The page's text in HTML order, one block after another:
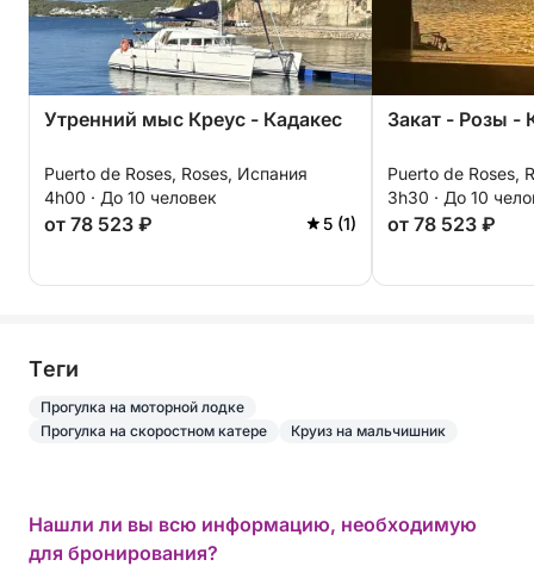
Утренний мыс Креус - Кадакес
Puerto de Roses, Roses, Испания
4h00 · До 10 человек
от 78 523 ₽ 5 (1)
Закат - Розы -
Puerto de Roses,
3h30 · До 10
от 78 523 ₽
Tеги
Прогулка на моторной лодке
Прогулка на скоростном катере
Круиз на мальчишник
Нашли ли вы всю информацию, необходимую
для бронирования?